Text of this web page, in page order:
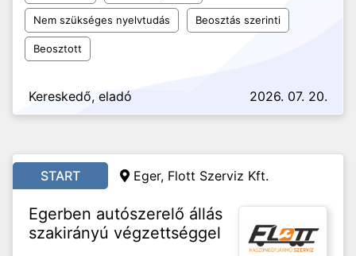
Nem szükséges nyelvtudás Beosztás szerinti
Beosztott
Kereskedő, eladó 2026. 07. 20.
START Eger, Flott Szerviz Kft.
Egerben autószerelő állás
szakirányú végzettséggel